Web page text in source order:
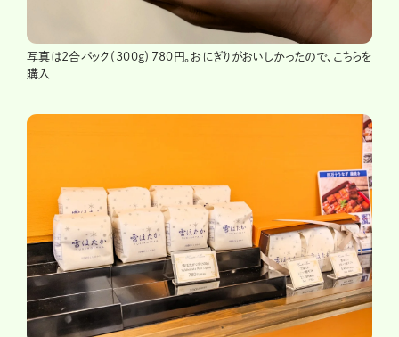
写真は2合パック（300g）780円。おにぎりがおいしかったので、こちらを
購入